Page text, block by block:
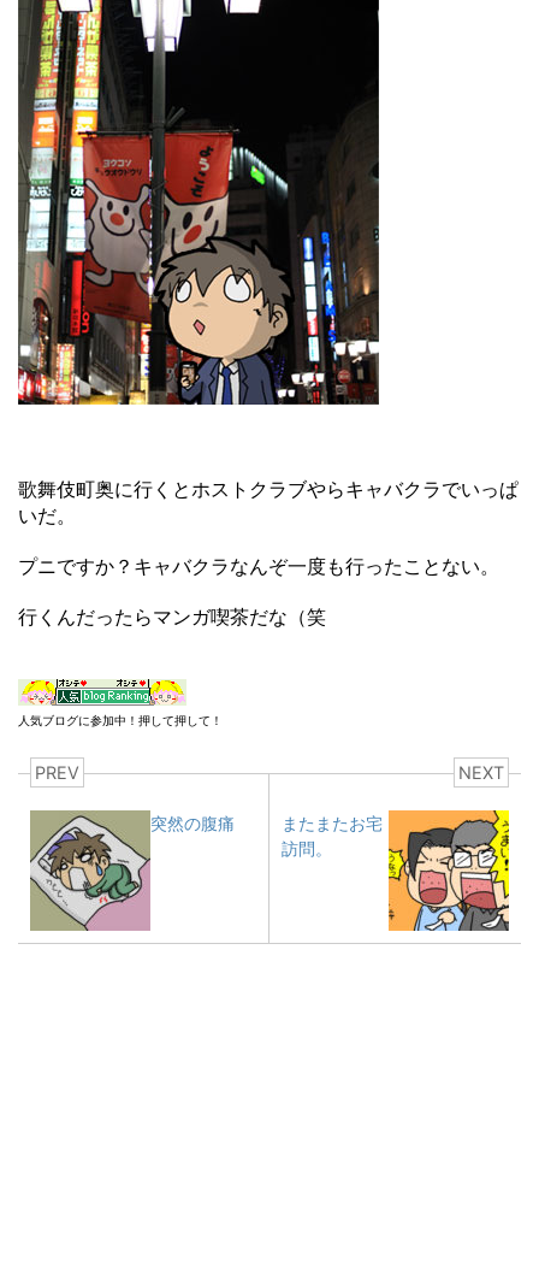
歌舞伎町奥に行くとホストクラブやらキャバクラでいっぱ
いだ。
プニですか？キャバクラなんぞ一度も行ったことない。
行くんだったらマンガ喫茶だな（笑
人気ブログに参加中！押して押して！
PREV
突然の腹痛
NEXT
またまたお宅
訪問。